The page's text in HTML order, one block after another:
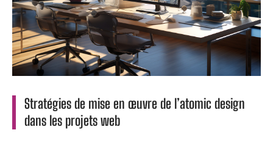
Stratégies de mise en œuvre de l’atomic design
dans les projets web